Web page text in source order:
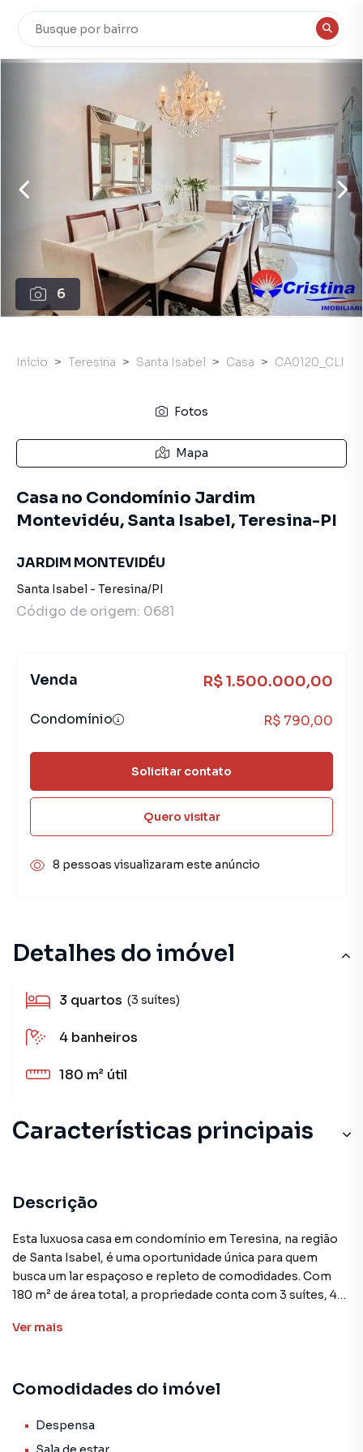
6
Detalhes do imóvel
3 quartos (3 suítes)
4 banheiros
180 m² útil
Características principais
Descrição
Esta luxuosa casa em condomínio em Teresina, na região
de Santa Isabel, é uma oportunidade única para quem
busca um lar espaçoso e repleto de comodidades. Com
180 m² de área total, a propriedade conta com 3 suítes, 4
despensa, lavabo e uma espaçosa sala de estar/jantar, 2
que oferece uma série de amenidades, como cerca
elétrica, churrasqueira, piscina, playground e salão de
Ver mais
Comodidades do imóvel
Despensa
Início Teresina Santa Isabel Casa CA0120_CLI
Fotos
Mapa
Casa no Condomínio Jardim
Montevidéu, Santa Isabel, Teresina-PI
JARDIM MONTEVIDÉU
Santa Isabel - Teresina/PI
Código de origem: 0681
Venda R$ 1.500.000,00
Condomínio R$ 790,00
Solicitar contato
Quero visitar
8 pessoas visualizaram este anúncio